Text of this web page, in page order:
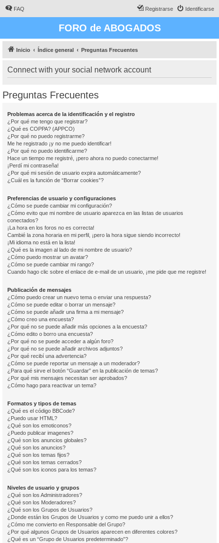
FAQ Identificarse
Registrarse
FORO de ABOGADOS
Inicio Índice general Preguntas Frecuentes
Connect with your social network account
Preguntas Frecuentes
Problemas acerca de la identificación y el registro
¿Por qué me tengo que registrar?
¿Qué es COPPA? (APPCO)
¿Por qué no puedo registrarme?
Me he registrado ¡y no me puedo identificar!
¿Por qué no puedo identificarme?
Hace un tiempo me registré, ¡pero ahora no puedo conectarme!
¡Perdí mi contraseña!
¿Por qué mi sesión de usuario expira automáticamente?
¿Cuál es la función de “Borrar cookies”?
Preferencias de usuario y configuraciones
¿Cómo se puede cambiar mi configuración?
¿Cómo evito que mi nombre de usuario aparezca en las listas de usuarios
conectados?
¡La hora en los foros no es correcta!
Cambié la zona horaria en mi perfil, ¡pero la hora sigue siendo incorrecto!
¡Mi idioma no está en la lista!
¿Qué es la imagen al lado de mi nombre de usuario?
¿Cómo puedo mostrar un avatar?
¿Cómo se puede cambiar mi rango?
Cuando hago clic sobre el enlace de e-mail de un usuario, ¡me pide que me registre!
Publicación de mensajes
¿Cómo puedo crear un nuevo tema o enviar una respuesta?
¿Cómo se puede editar o borrar un mensaje?
¿Cómo se puede añadir una firma a mi mensaje?
¿Cómo creo una encuesta?
¿Por qué no se puede añadir más opciones a la encuesta?
¿Cómo edito o borro una encuesta?
¿Por qué no se puede acceder a algún foro?
¿Por qué no se puede añadir archivos adjuntos?
¿Por qué recibí una advertencia?
¿Cómo se puede reportar un mensaje a un moderador?
¿Para qué sirve el botón “Guardar” en la publicación de temas?
¿Por qué mis mensajes necesitan ser aprobados?
¿Cómo hago para reactivar un tema?
Formatos y tipos de temas
¿Qué es el código BBCode?
¿Puedo usar HTML?
¿Qué son los emoticonos?
¿Puedo publicar imagenes?
¿Qué son los anuncios globales?
¿Qué son los anuncios?
¿Qué son los temas fijos?
¿Qué son los temas cerrados?
¿Qué son los iconos para los temas?
Niveles de usuario y grupos
¿Qué son los Administradores?
¿Qué son los Moderadores?
¿Qué son los Grupos de Usuarios?
¿Donde están los Grupos de Usuarios y como me puedo unir a ellos?
¿Cómo me convierto en Responsable del Grupo?
¿Por qué algunos Grupos de Usuarios aparecen en diferentes colores?
¿Qué es un “Grupo de Usuarios predeterminado”?